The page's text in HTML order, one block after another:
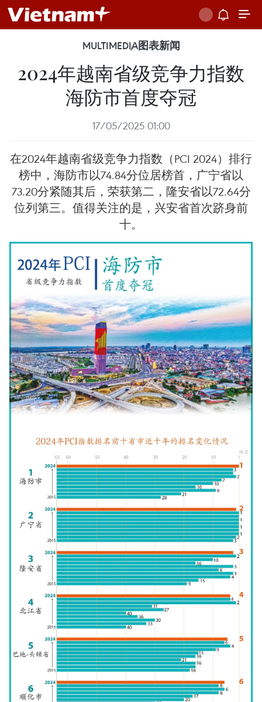
MULTIMEDIA图表新闻
2024年越南省级竞争力指数
海防市首度夺冠
17/05/2025 01:00
在2024年越南省级竞争力指数（PCI 2024）排行
榜中，海防市以74.84分位居榜首，广宁省以
73.20分紧随其后，荣获第二，隆安省以72.64分
位列第三。值得关注的是，兴安省首次跻身前
十。